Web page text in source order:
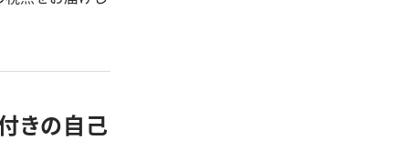
きの自己